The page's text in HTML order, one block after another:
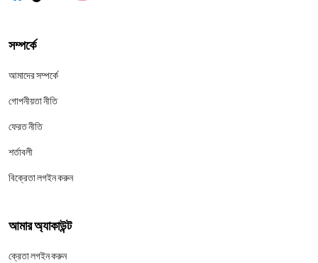
সম্পর্কে
আমাদের সম্পর্কে
গোপনীয়তা নীতি
ফেরত নীতি
শর্তাবলী
বিক্রেতা লগইন করুন
আমার অ্যাকাউন্ট
ক্রেতা লগইন করুন